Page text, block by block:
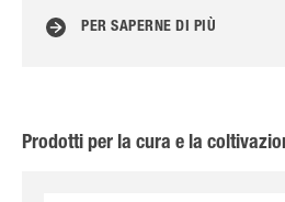
PER SAPERNE DI PIÙ
Prodotti per la cura e la